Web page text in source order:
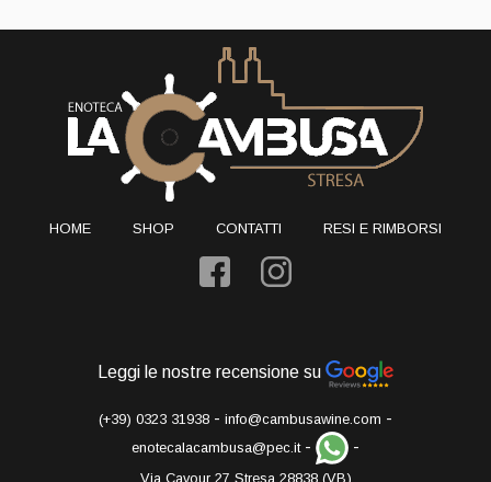
HOME SHOP CONTATTI RESI E RIMBORSI
Leggi le nostre recensione su
(+39) 0323 31938 - info@cambusawine.com -
enotecalacambusa@pec.it- -
Via Cavour 27 Stresa 28838 (VB)